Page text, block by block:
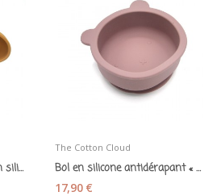
Assiette compartiments en silicone avec...
The Cotton Cloud
Bol en silicone antidérapant « ourson » mauve
17,90 €